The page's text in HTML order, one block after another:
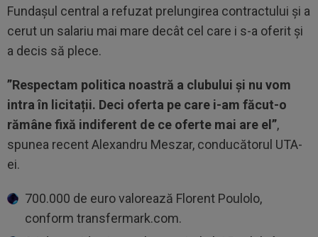
Fundașul central a refuzat prelungirea contractului și a
cerut un salariu mai mare decât cel care i s-a oferit și
a decis să plece.
”Respectam politica noastră a clubului și nu vom
intra în licitații. Deci oferta pe care i-am făcut-o
rămâne fixă indiferent de ce oferte mai are el”,
spunea recent Alexandru Meszar, conducătorul UTA-
ei.
700.000 de euro valorează Florent Poulolo,
conform transfermark.com.